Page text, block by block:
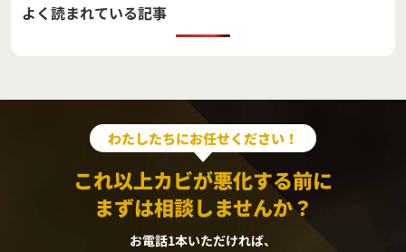
よく読まれている記事
わたしたちにお任せください！
これ以上カビが悪化する前に
まずは相談しませんか？
お電話1本いただければ、